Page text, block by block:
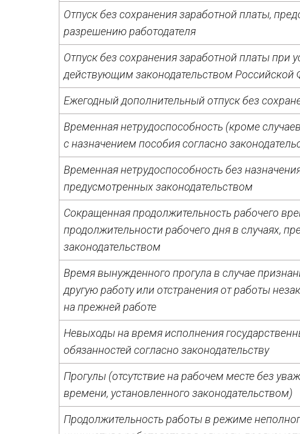
Отпуск без сохранения заработной платы,
разрешению работодателя
Отпуск без сохранения заработной платы при
действующим законодательством Российской
Ежегодный дополнительный отпуск без
Временная нетрудоспособность (кроме
с назначением пособия согласно
Временная нетрудоспособность без
предусмотренных законодательством
Сокращенная продолжительность рабочего
продолжительности рабочего дня в случаях,
законодательством
Время вынужденного прогула в случае
другую работу или отстранения от работы
на прежней работе
Невыходы на время исполнения
обязанностей согласно законодательству
Прогулы (отсутствие на рабочем месте без
времени, установленного законодательством)
Продолжительность работы в режиме